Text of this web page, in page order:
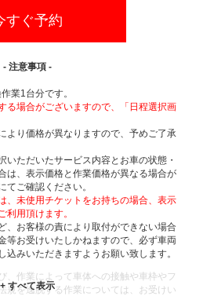
すぐ予約
- 注意事項 -
業1台分です。
る場合がございますので、「日程選択画
より価格が異なりますので、予めご了承
ただいたサービス内容とお車の状態・
は、表示価格と作業価格が異なる場合が
てご確認ください。
、未使用チケットをお持ちの場合、表示
利用頂けます。
、お客様の責により取付ができない場合
等お受けいたしかねますので、必ず車両
込みいただきますようお願い致します。
、作業によって車体への接触や車枠やフ
規を逸脱する作業については、お受けい